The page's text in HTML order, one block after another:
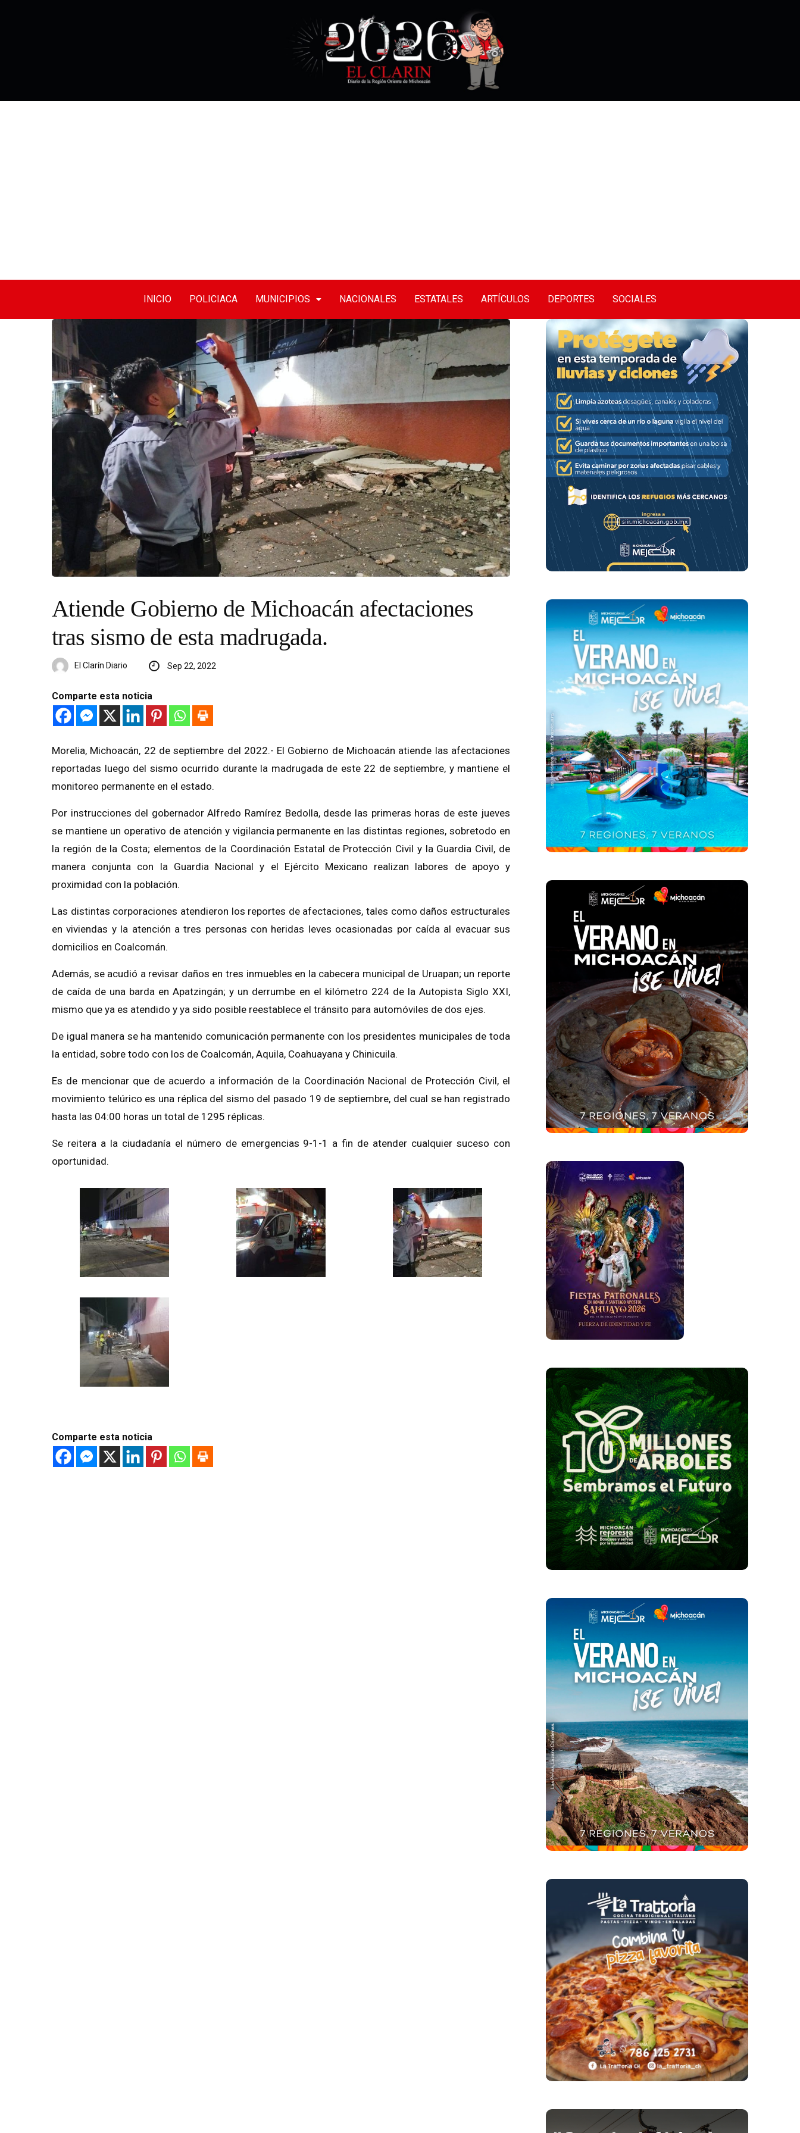
INICIO POLICIACA MUNICIPIOS NACIONALES ESTATALES ARTÍCULOS DEPORTES SOCIALES
Atiende Gobierno de Michoacán afectaciones
tras sismo de esta madrugada.
El Clarín Diario Sep 22, 2022
Comparte esta noticia
Morelia, Michoacán, 22 de septiembre del 2022.- El Gobierno de Michoacán atiende las afectaciones
reportadas luego del sismo ocurrido durante la madrugada de este 22 de septiembre, y mantiene el
monitoreo permanente en el estado.
Por instrucciones del gobernador Alfredo Ramírez Bedolla, desde las primeras horas de este jueves
se mantiene un operativo de atención y vigilancia permanente en las distintas regiones, sobretodo en
la región de la Costa; elementos de la Coordinación Estatal de Protección Civil y la Guardia Civil, de
manera conjunta con la Guardia Nacional y el Ejército Mexicano realizan labores de apoyo y
proximidad con la población.
Las distintas corporaciones atendieron los reportes de afectaciones, tales como daños estructurales
en viviendas y la atención a tres personas con heridas leves ocasionadas por caída al evacuar sus
domicilios en Coalcomán.
Además, se acudió a revisar daños en tres inmuebles en la cabecera municipal de Uruapan; un reporte
de caída de una barda en Apatzingán; y un derrumbe en el kilómetro 224 de la Autopista Siglo XXI,
mismo que ya es atendido y ya sido posible reestablece el tránsito para automóviles de dos ejes.
De igual manera se ha mantenido comunicación permanente con los presidentes municipales de toda
la entidad, sobre todo con los de Coalcomán, Aquila, Coahuayana y Chinicuila.
Es de mencionar que de acuerdo a información de la Coordinación Nacional de Protección Civil, el
movimiento telúrico es una réplica del sismo del pasado 19 de septiembre, del cual se han registrado
hasta las 04:00 horas un total de 1295 réplicas.
Se reitera a la ciudadanía el número de emergencias 9-1-1 a fin de atender cualquier suceso con
oportunidad.
Comparte esta noticia